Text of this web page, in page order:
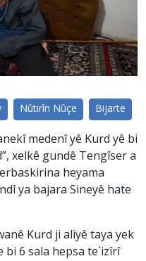
Nûtirîn Nûçe Bijarte
medenî yê Kurd yê bi
xelkê gundê Tengîser a
heyama
ya bajara Sineyê hate
Kurd ji aliyê taya yek
bi 6 sala hepsa te`izîrî